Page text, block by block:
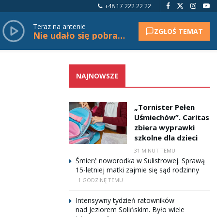
+48 17 222 22 22
Teraz na antenie
Nie udało się pobrać tytułu. ZGŁOŚ TEMAT
NAJNOWSZE
„Tornister Pełen
Uśmiechów”. Caritas
zbiera wyprawki
szkolne dla dzieci
31 MINUT TEMU
Śmierć noworodka w Sulistrowej. Sprawą
15-letniej matki zajmie się sąd rodzinny
1 GODZINĘ TEMU
Intensywny tydzień ratowników
nad Jeziorem Solińskim. Było wiele